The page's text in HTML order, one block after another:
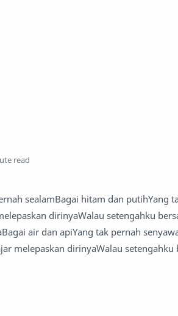
read
sealamBagai hitam dan putihYang
dirinyaWalau setengahku
air dan apiYang tak pernah
melepaskan dirinyaWalau